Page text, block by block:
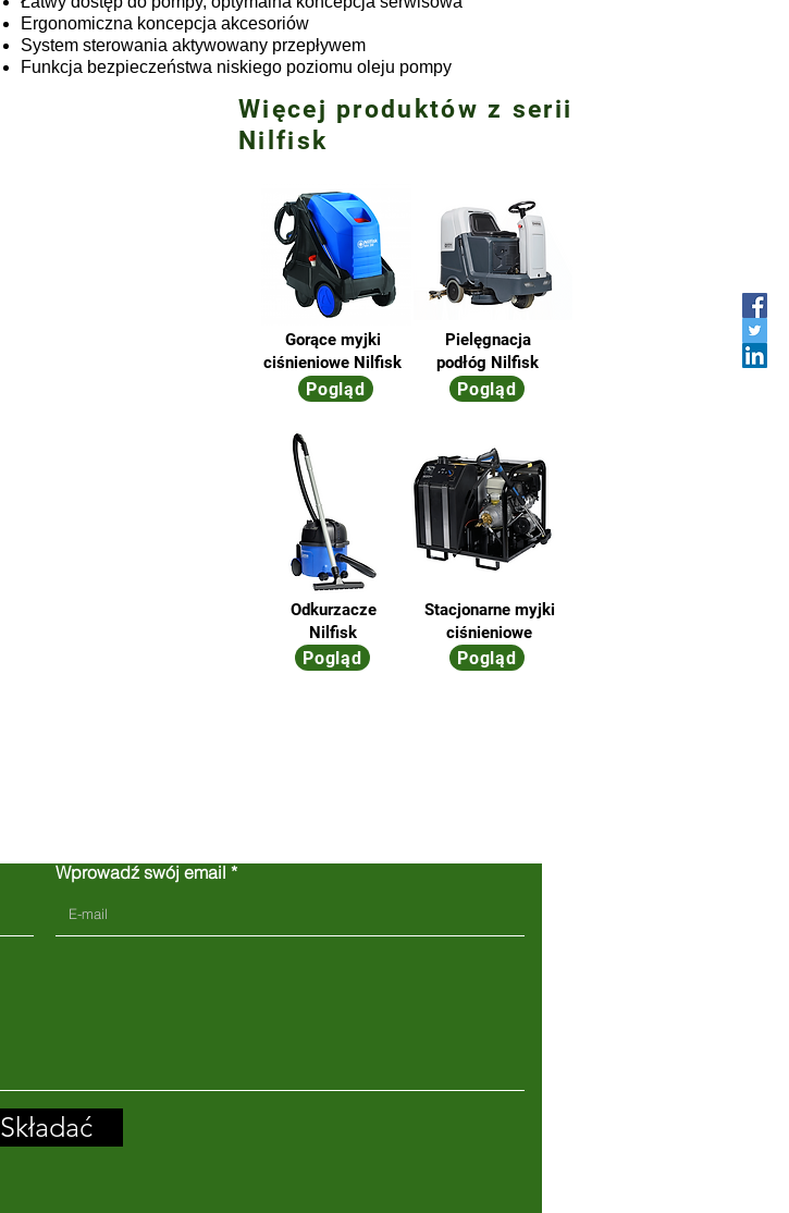
Ergonomiczna koncepcja akcesoriów
System sterowania aktywowany przepływem
Funkcja bezpieczeństwa niskiego poziomu oleju pompy
Gorące myjki
ciśnieniowe Nilfisk
Pielęgnacja
podłóg Nilfisk
Odkurzacze
Nilfisk
Stacjonarne myjki
ciśnieniowe
Pogląd Pogląd
Pogląd Pogląd
Więcej produktów z serii
Nilfisk
Wprowadź swój email
Składać